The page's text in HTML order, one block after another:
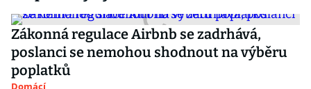
Zákonná regulace Airbnb se zadrhává,
poslanci se nemohou shodnout na výběru
poplatků
Domácí